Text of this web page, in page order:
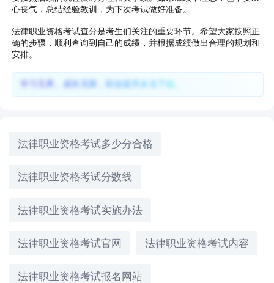
心丧气，总结经验教训，为下次考试做好准备。
法律职业资格考试查分是考生们关注的重要环节。希望大家按照正
确的步骤，顺利查询到自己的成绩，并根据成绩做出合理的规划和
安排。
学习无界、成长无限，职业提升从当下始。
法律职业资格考试多少分合格
法律职业资格考试分数线
法律职业资格考试实施办法
法律职业资格考试官网 法律职业资格考试内容
法律职业资格考试报名网站